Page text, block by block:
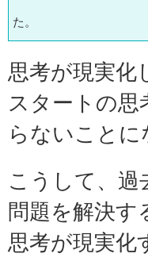
た。
思考が現実化
スタートの思
らないことに
こうして、
問題を解決
思考が現実化